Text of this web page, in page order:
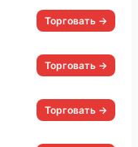
Торговать →
Торговать →
Торговать →